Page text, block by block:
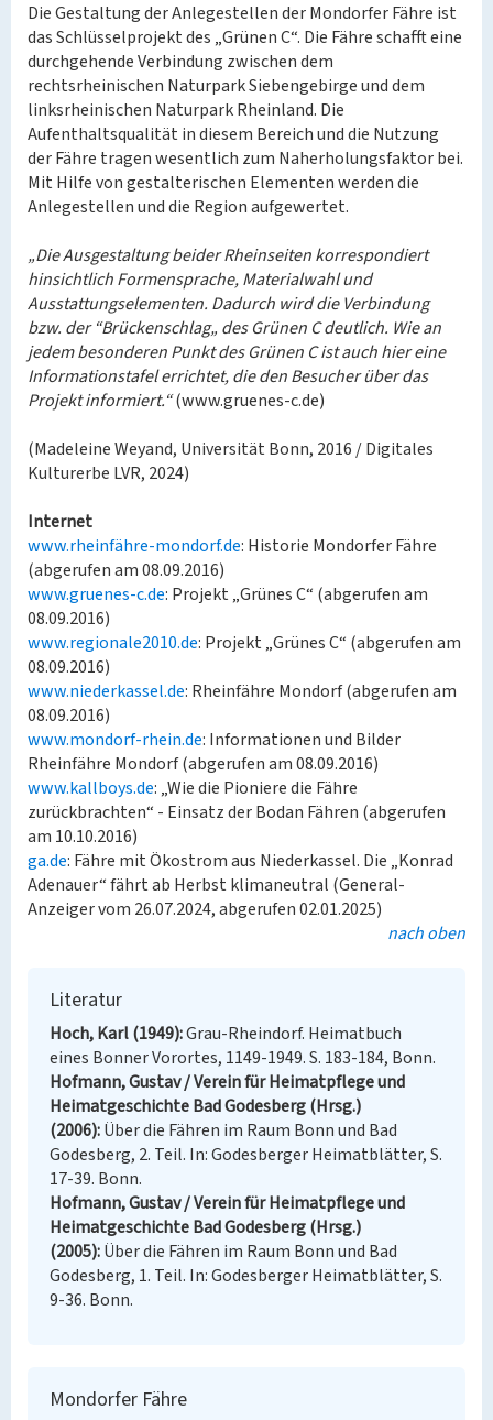
Die Gestaltung der Anlegestellen der Mondorfer Fähre ist
das Schlüsselprojekt des „Grünen C“. Die Fähre schafft eine
durchgehende Verbindung zwischen dem
rechtsrheinischen Naturpark Siebengebirge und dem
linksrheinischen Naturpark Rheinland. Die
Aufenthaltsqualität in diesem Bereich und die Nutzung
der Fähre tragen wesentlich zum Naherholungsfaktor bei.
Mit Hilfe von gestalterischen Elementen werden die
Anlegestellen und die Region aufgewertet.
„Die Ausgestaltung beider Rheinseiten korrespondiert
hinsichtlich Formensprache, Materialwahl und
Ausstattungselementen. Dadurch wird die Verbindung
bzw. der “Brückenschlag„ des Grünen C deutlich. Wie an
jedem besonderen Punkt des Grünen C ist auch hier eine
Informationstafel errichtet, die den Besucher über das
Projekt informiert.“(www.gruenes-c.de)
(Madeleine Weyand, Universität Bonn, 2016 / Digitales
Kulturerbe LVR, 2024)
Internet
www.rheinfähre-mondorf.de: Historie Mondorfer Fähre
(abgerufen am 08.09.2016)
www.gruenes-c.de: Projekt „Grünes C“ (abgerufen am
08.09.2016)
www.regionale2010.de: Projekt „Grünes C“ (abgerufen am
08.09.2016)
www.niederkassel.de: Rheinfähre Mondorf (abgerufen am
08.09.2016)
www.mondorf-rhein.de: Informationen und Bilder
Rheinfähre Mondorf (abgerufen am 08.09.2016)
www.kallboys.de: „Wie die Pioniere die Fähre
zurückbrachten“ - Einsatz der Bodan Fähren (abgerufen
am 10.10.2016)
ga.de: Fähre mit Ökostrom aus Niederkassel. Die „Konrad
Adenauer“ fährt ab Herbst klimaneutral (General-
Anzeiger vom 26.07.2024, abgerufen 02.01.2025)
nach oben
Literatur
Hoch, Karl (1949) Grau-Rheindorf. Heimatbuch
eines Bonner Vorortes, 1149-1949. S. 183-184, Bonn.
Hofmann, Gustav / Verein für Heimatpflege und
Heimatgeschichte Bad Godesberg (Hrsg.)
(2006) Über die Fähren im Raum Bonn und Bad
Godesberg, 2. Teil. In: Godesberger Heimatblätter, S.
17-39. Bonn.
Hofmann, Gustav / Verein für Heimatpflege und
Heimatgeschichte Bad Godesberg (Hrsg.)
(2005) Über die Fähren im Raum Bonn und Bad
Godesberg, 1. Teil. In: Godesberger Heimatblätter, S.
9-36. Bonn.
Mondorfer Fähre